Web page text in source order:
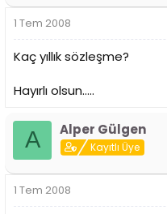
1 Tem 2008
Kaç yıllık sözleşme?
Hayırlı olsun.....
A Alper Gülgen
Kayıtlı Üye
1 Tem 2008